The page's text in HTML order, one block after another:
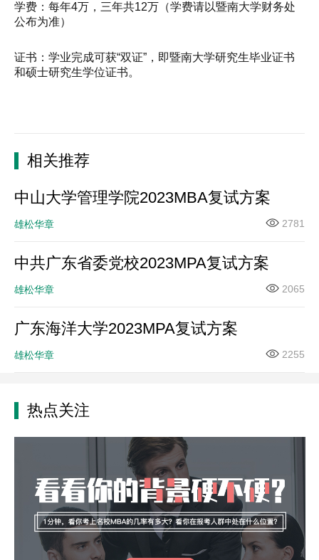
学费：每年4万，三年共12万（学费请以暨南大学财务处
公布为准）
证书：学业完成可获“双证”，即暨南大学研究生毕业证书
和硕士研究生学位证书。
相关推荐
中山大学管理学院2023MBA复试方案
雄松华章 2781
中共广东省委党校2023MPA复试方案
雄松华章 2065
广东海洋大学2023MPA复试方案
雄松华章 2255
热点关注